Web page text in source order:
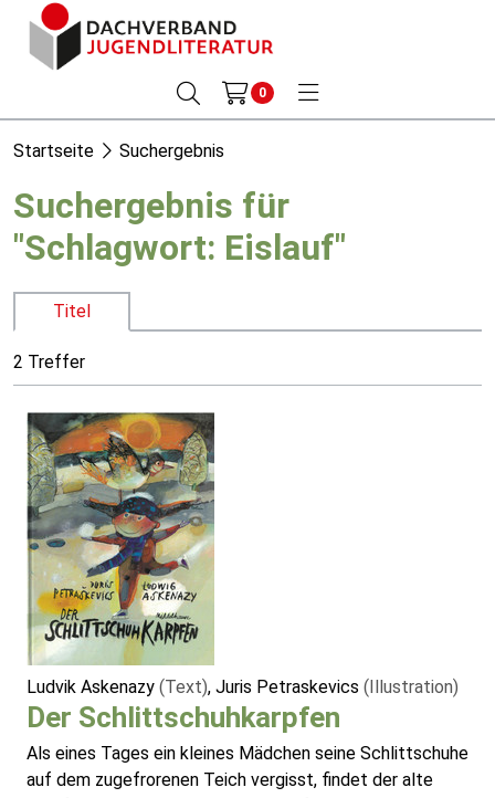
0
Startseite Suchergebnis
Suchergebnis für
"Schlagwort: Eislauf"
Titel
2 Treffer
Ludvik Askenazy (Text), Juris Petraskevics (Illustration)
Der Schlittschuhkarpfen
Als eines Tages ein kleines Mädchen seine Schlittschuhe
auf dem zugefrorenen Teich vergisst, findet der alte